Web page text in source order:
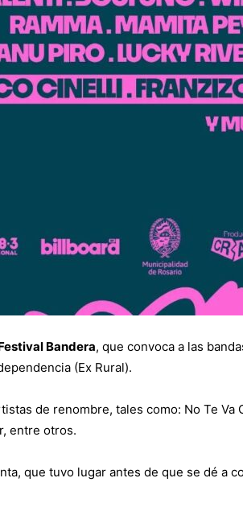
Bandera, que convoca a las
(Ex Rural).
de renombre, tales como: No Te
entre otros.
que tuvo lugar antes de que se dé a